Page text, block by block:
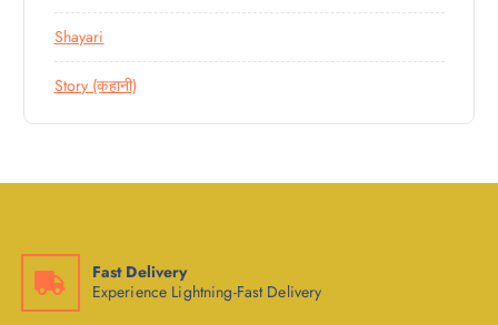
Shayari
Story (कहानी)
Fast Delivery
Experience Lightning-Fast Delivery